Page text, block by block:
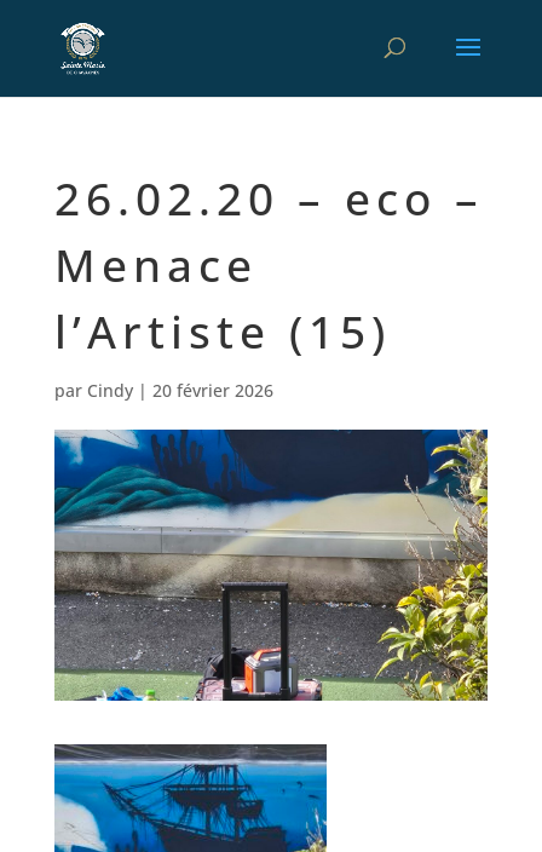
26.02.20 – eco –
Menace
l’Artiste (15)
par Cindy| 20 février 2026